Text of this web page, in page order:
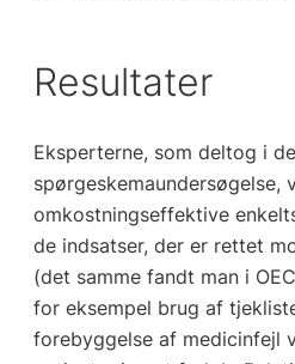
Resultater
Eksperterne, som deltog i
spørgeskemaundersøgelse,
omkostningseffektive
de indsatser, der er rettet
(det samme fandt man i
for eksempel brug af
forebyggelse af medicinfejl